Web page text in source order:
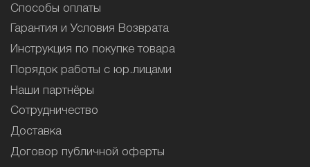
Способы оплаты
Гарантия и Условия Возврата
Инструкция по покупке товара
Порядок работы с юр.лицами
Наши партнёры
Сотрудничество
Доставка
Договор публичной оферты